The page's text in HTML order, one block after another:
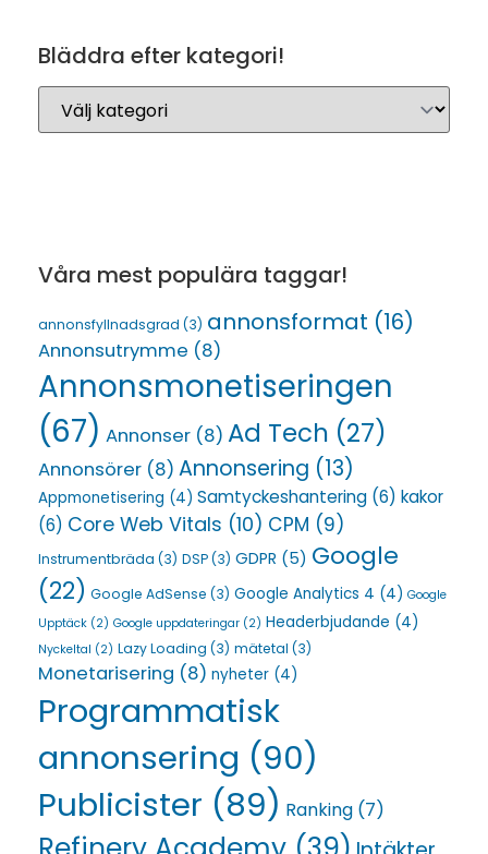
Bläddra efter kategori!
Våra mest populära taggar!
annonsfyllnadsgrad (3) annonsformat (16)
Annonsutrymme (8)
Annonsmonetiseringen
(67) Annonser (8) Ad Tech (27)
Annonsörer (8) Annonsering (13)
Appmonetisering (4) Samtyckeshantering (6) kakor
(6) Core Web Vitals (10) CPM (9)
Instrumentbräda (3) DSP(3) GDPR (5) Google
(22) Google AdSense (3) Google Analytics 4 (4) Google
Upptäck (2) Google uppdateringar (2) Headerbjudande (4)
Nyckeltal (2) Lazy Loading (3) mätetal (3)
Monetarisering (8) nyheter (4)
Programmatisk
annonsering (90)
Publicister (89) Ranking (7)